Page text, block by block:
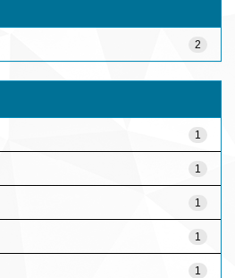
2
1
1
1
1
1